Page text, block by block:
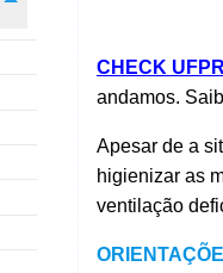
CHECK UFPR
andamos.
Apesar de a
higienizar as
ventilação